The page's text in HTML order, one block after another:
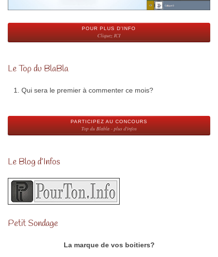
POUR PLUS D'INFO
Cliquez ICI
Le Top du BlaBla
Qui sera le premier à commenter ce mois?
PARTICIPEZ AU CONCOURS
Top du Blabla - plus d'infos
Le Blog d’Infos
Petit Sondage
La marque de vos boitiers?